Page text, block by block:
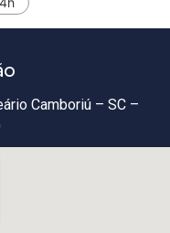
Camboriú – SC –